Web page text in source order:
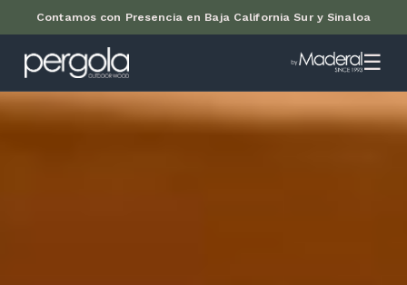
Contamos con Presencia en Baja California Sur y Sinaloa
☰